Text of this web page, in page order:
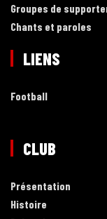
Groupes de
Chants et paroles
LIENS
Football
CLUB
Présentation
Histoire